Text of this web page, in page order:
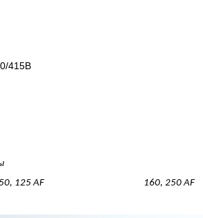
415В
50, 125 AF 160, 250 AF